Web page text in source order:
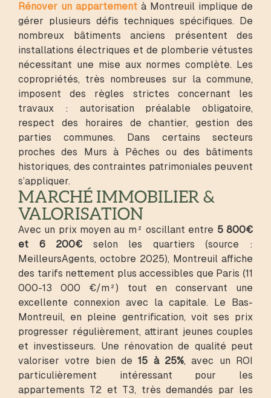
Rénover un appartement à Montreuil implique de
gérer plusieurs défis techniques spécifiques. De
nombreux bâtiments anciens présentent des
installations électriques et de plomberie vétustes
nécessitant une mise aux normes complète. Les
copropriétés, très nombreuses sur la commune,
imposent des règles strictes concernant les
travaux : autorisation préalable obligatoire,
respect des horaires de chantier, gestion des
parties communes. Dans certains secteurs
proches des Murs à Pêches ou des bâtiments
historiques, des contraintes patrimoniales peuvent
s’appliquer.
MARCHÉ IMMOBILIER &
VALORISATION
Avec un prix moyen au m² oscillant entre 5 800€
et 6 200€ selon les quartiers (source :
MeilleursAgents, octobre 2025), Montreuil affiche
des tarifs nettement plus accessibles que Paris (11
000-13 000 €/m²) tout en conservant une
excellente connexion avec la capitale. Le Bas-
Montreuil, en pleine gentrification, voit ses prix
progresser régulièrement, attirant jeunes couples
et investisseurs. Une rénovation de qualité peut
valoriser votre bien de15 à 25%, avec un ROI
particulièrement intéressant pour les
appartements T2 et T3, très demandés par les